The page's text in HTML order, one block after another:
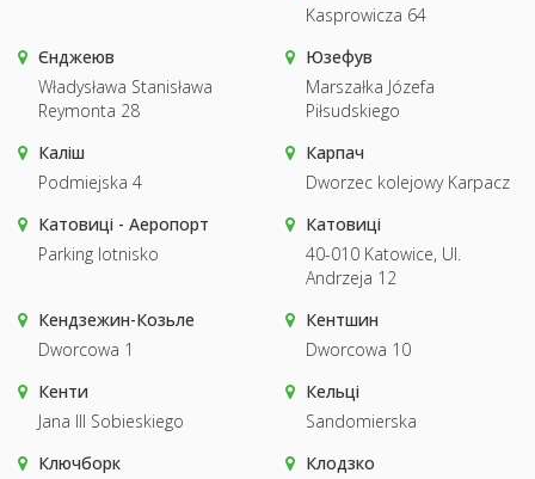
Kasprowicza 64
Єнджеюв
Władysława Stanisława
Reymonta 28
Юзефув
Marszałka Józefa
Piłsudskiego
Каліш
Podmiejska 4
Карпач
Dworzec kolejowy Karpacz
Катовиці - Аеропорт
Parking lotnisko
Катовиці
40-010 Katowice, Ul.
Andrzeja 12
Кендзежин-Козьле
Dworcowa 1
Кентшин
Dworcowa 10
Кенти
Jana III Sobieskiego
Кельці
Sandomierska
Ключборк
Клодзко